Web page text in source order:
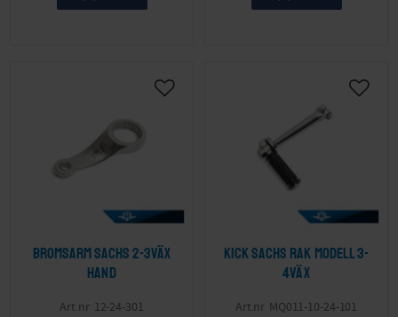
Bromsarm Sachs 2-3väx
hand
12-24-301
Lägg till i önskelista
Kick Sachs rak modell 3-
4väx
MQ011-10-24-101
Lägg